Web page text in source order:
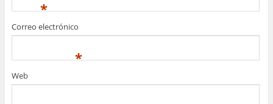
*
Correo electrónico
*
Web